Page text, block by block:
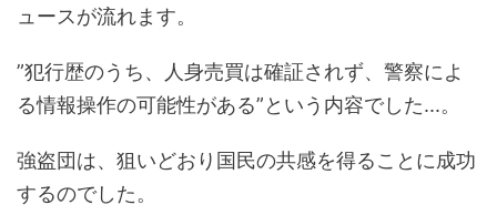
ュースが流れます。
”犯行歴のうち、人身売買は確証されず、警察によ
る情報操作の可能性がある”という内容でした...。
強盗団は、狙いどおり国民の共感を得ることに成功
するのでした。